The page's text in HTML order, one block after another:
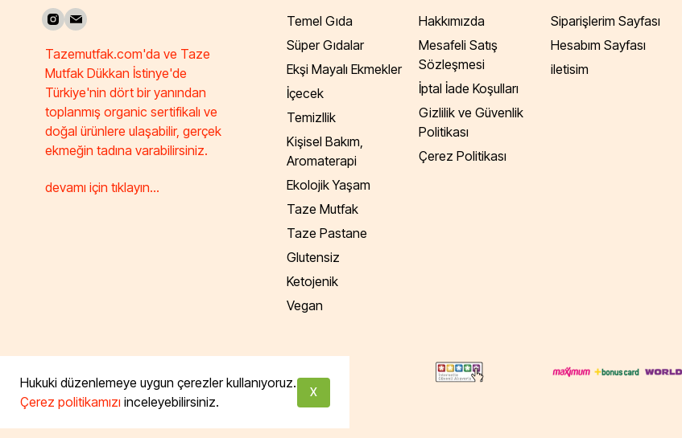
Hukuki düzenlemeye uygun çerezler kullanıyoruz.
Çerez politikamızı inceleyebilirsiniz.
X
Tazemutfak.com'da ve Taze
Mutfak Dükkan İstinye'de
Türkiye'nin dört bir yanından
toplanmış organic sertifikalı ve
doğal ürünlere ulaşabilir, gerçek
ekmeğin tadına varabilirsiniz.
devamı için tıklayın...
Temel Gıda
Süper Gıdalar
Ekşi Mayalı Ekmekler
İçecek
Temizllik
Kişisel Bakım,
Aromaterapi
Ekolojik Yaşam
Taze Mutfak
Taze Pastane
Glutensiz
Ketojenik
Vegan
Hakkımızda
Mesafeli Satış
Sözleşmesi
İptal İade Koşulları
Gizlilik ve Güvenlik
Politikası
Çerez Politikası
Siparişlerim Sayfası
Hesabım Sayfası
iletisim